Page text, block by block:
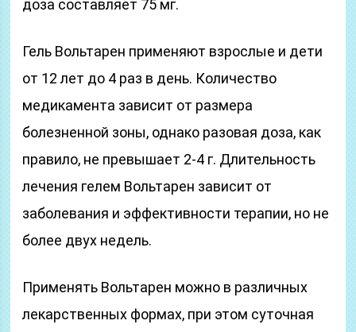
доза составляет 75 мг.
Гель Вольтарен применяют взрослые и дети
от 12 лет до 4 раз в день. Количество
медикамента зависит от размера
болезненной зоны, однако разовая доза, как
правило, не превышает 2-4 г. Длительность
лечения гелем Вольтарен зависит от
заболевания и эффективности терапии, но не
более двух недель.
Применять Вольтарен можно в различных
лекарственных формах, при этом суточная